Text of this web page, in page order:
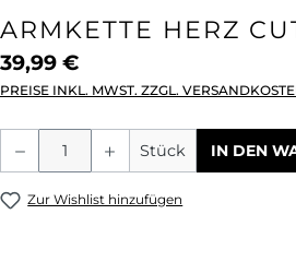
ARMKETTE HERZ
39,99 €
PREISE INKL. MWST. ZZGL.
Produkt Anzahl: Gib
Stück IN DEN
Zur Wishlist hinzufügen